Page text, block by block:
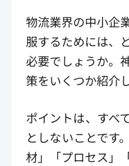
物流業界の中小企
服するためには、
必要でしょうか。
策をいくつか紹介
ポイントは、すべ
としないことです
材」「プロセス」